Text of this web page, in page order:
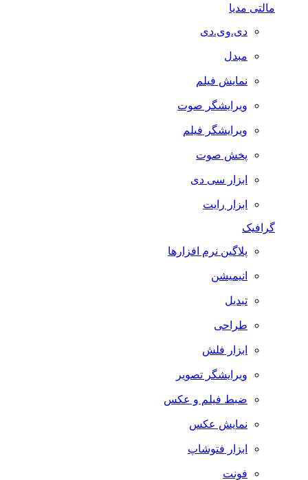
مالتی مدیا
دی.وی.دی
مبدل
نمایش فیلم
ویرایشگر صوت
ویرایشگر فیلم
پخش صوت
ابزار سی دی
ابزار رایت
گرافیک
پلاگین نرم افزارها
انیمیشن
تبدیل
طراحی
ابزار فلش
ویرایشگر تصویر
ضبط فيلم و عكس
نمایش عکس
ابزار فتوشاپ
فونت